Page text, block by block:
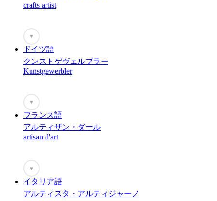
crafts artist
♥
ドイツ語
クンストゲヴェルブラー
Kunstgewerbler
♥
フランス語
アルティザン・ダール
artisan d'art
♥
イタリア語
アルティスタ・アルティジャーノ